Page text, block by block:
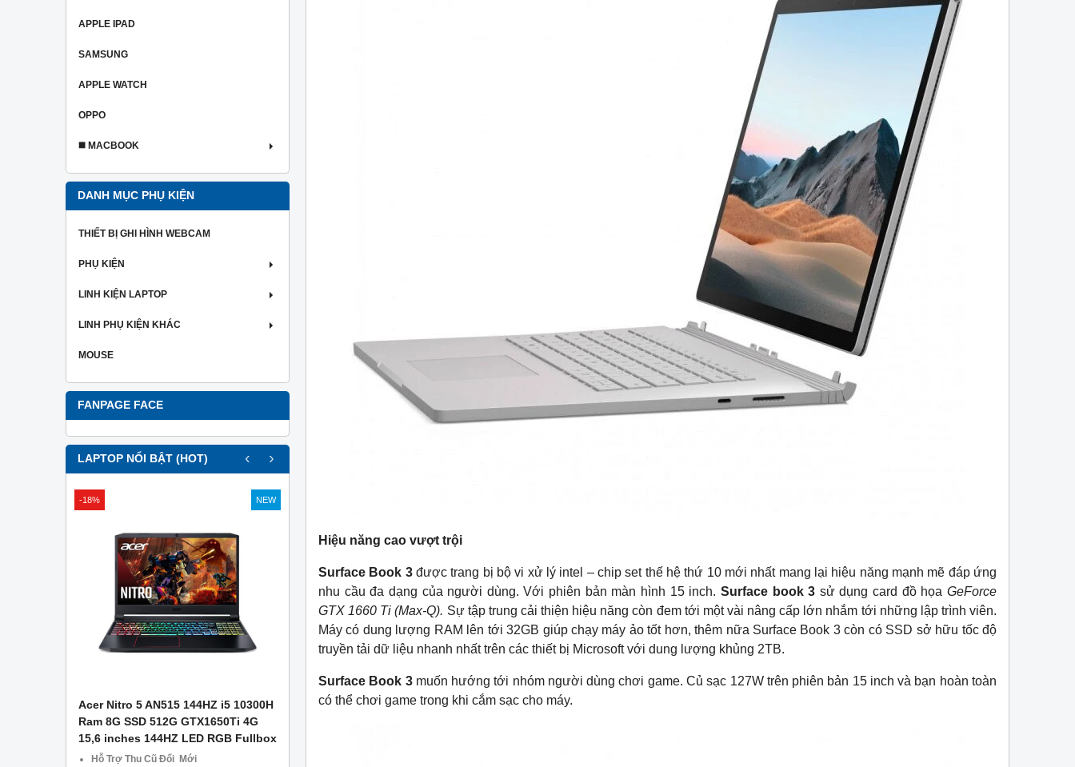
APPLE IPAD
SAMSUNG
APPLE WATCH
OPPO
◼️ MACBOOK
DANH MỤC PHỤ KIỆN
THIẾT BỊ GHI HÌNH WEBCAM
PHỤ KIỆN
LINH KIỆN LAPTOP
LINH PHỤ KIỆN KHÁC
MOUSE
FANPAGE FACE
LAPTOP NỔI BẬT (HOT)
-18% NEW
Acer Nitro 5 AN515 144HZ i5 10300H
Ram 8G SSD 512G GTX1650Ti 4G
15,6 inches 144HZ LED RGB Fullbox
Hỗ Trợ Thu Cũ Đổi Mới
Asus Gaming TUF FX506 i5 10300H
Asus VivoBook X415EA-EB638T
‹ ›
Hiệu năng cao vượt trội
Surface Book 3được trang bị bộ vi xử lý intel – chip set thế hệ thứ 10 mới nhất mang lại hiệu năng mạnh mẽ đáp ứng
nhu cầu đa dạng của người dùng. Với phiên bản màn hình 15 inch. Surface book 3 sử dụng card đồ họaGeForce
GTX 1660 Ti (Max-Q). Sự tập trung cải thiện hiệu năng còn đem tới một vài nâng cấp lớn nhắm tới những lập trình viên.
Máy có dung lượng RAM lên tới 32GB giúp chạy máy ảo tốt hơn, thêm nữa Surface Book 3 còn có SSD sở hữu tốc độ
truyền tải dữ liệu nhanh nhất trên các thiết bị Microsoft với dung lượng khủng 2TB.
Surface Book 3muốn hướng tới nhóm người dùng chơi game. Củ sạc 127W trên phiên bản 15 inch và bạn hoàn toàn
có thể chơi game trong khi cắm sạc cho máy.